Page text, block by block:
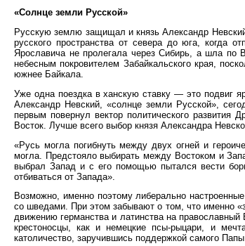
«Солнце земли Русской»
Русскую землю защищал и князь Александр
русского пространства от севера до юга, когда
Ярославича не пролегала через Сибирь, а шла по
небесным покровителем Забайкальского края,
южнее Байкала.
Уже одна поездка в ханскую ставку — это подвиг
Александр Невский, «солнце земли Русской»,
первым повернул вектор политического
Восток. Лучше всего выбор князя Александра
«Русь могла погибнуть между двух огней и
могла. Предстояло выбирать между Востоком и
выбрал Запад и с его помощью пытался вести
отбиваться от Запада».
Возможно, именно поэтому либерально
со шведами. При этом забывают о том, что именно
движению германства и латинства на
крестоносцы, как и немецкие псы-рыцари, и
католичество, заручившись поддержкой самого